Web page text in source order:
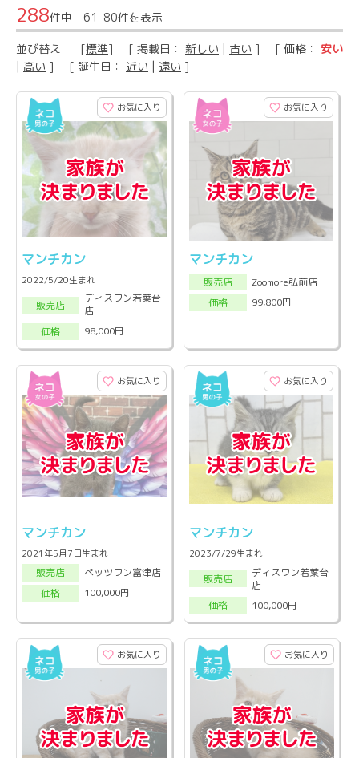
288件中 61-80件を表示
並び替え [標準] [ 掲載日： 新しい | 古い ] [ 価格： 安い
| 高い ] [ 誕生日： 近い | 遠い ]
お気に入り
マンチカン
2022/5/20生まれ
販売店
ディスワン若葉台
店
価格
98,000円
お気に入り
マンチカン
販売店
Zoomore弘前店
価格
99,800円
お気に入り
マンチカン
2021年5月7日生まれ
販売店
ペッツワン富津店
価格
100,000円
お気に入り
マンチカン
2023/7/29生まれ
販売店
ディスワン若葉台
店
価格
100,000円
お気に入り お気に入り